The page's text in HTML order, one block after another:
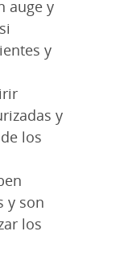
auge y
y
y
los
y son
los